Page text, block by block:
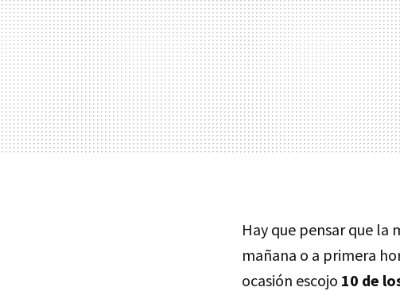
Hay que pensar que la
mañana o a primera
ocasión escojo 10 de